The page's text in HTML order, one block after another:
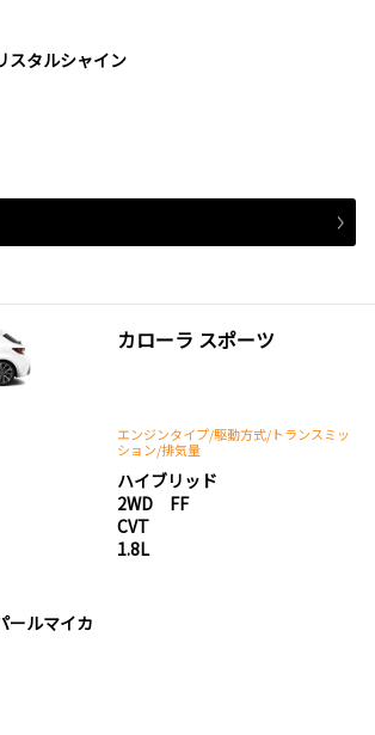
スタルシャイン
カローラ スポーツ
エンジンタイプ/駆動方式/トランスミッ
ション/排気量
ハイブリッド
2WD FF
CVT
1.8L
ールマイカ